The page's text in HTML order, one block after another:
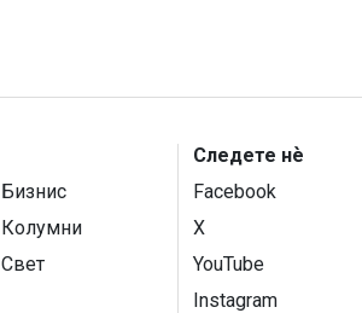
Бизнис
Колумни
Свет
Следете нѐ
Facebook
X
YouTube
Instagram